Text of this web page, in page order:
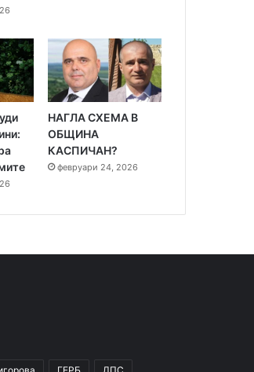
НАГЛА СХЕМА В
ОБЩИНА
КАСПИЧАН?
февруари 24, 2026